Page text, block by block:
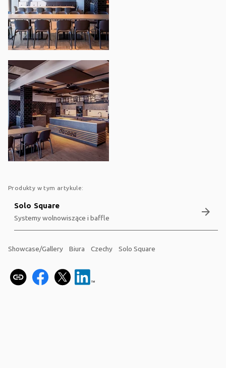
Produkty w tym artykule:
Solo Square
Systemy wolnowiszące i baffle arrow_forward
Showcase/Gallery Biura Czechy Solo Square